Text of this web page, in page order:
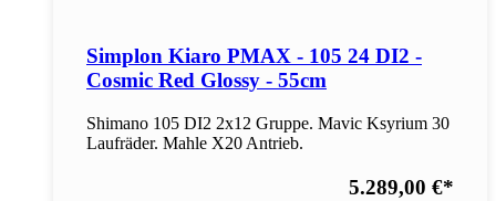
Simplon Kiaro PMAX - 105 24 DI2 -
Cosmic Red Glossy - 55cm
Shimano 105 DI2 2x12 Gruppe. Mavic Ksyrium 30
Laufräder. Mahle X20 Antrieb.
5.289,00 €*